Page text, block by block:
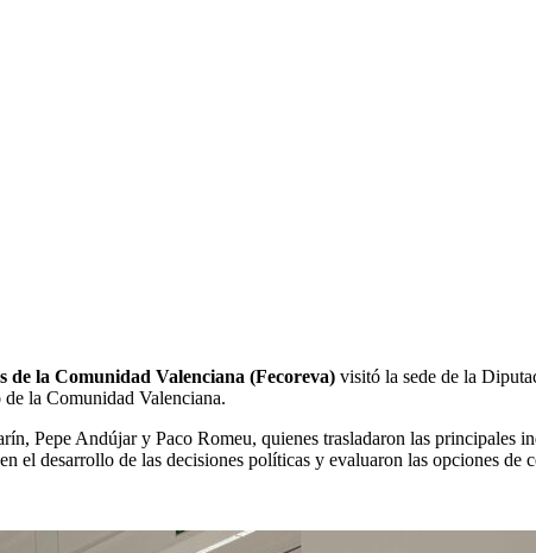
de la Comunidad Valenciana (Fecoreva) visitó la sede de la
la Comunidad Valenciana.
Pepe Andújar y Paco Romeu, quienes trasladaron las principales
el desarrollo de las decisiones políticas y evaluaron las opciones